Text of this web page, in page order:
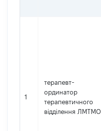
1
терапевт-
ординатор
терапевтичного
відділення ЛМТМО